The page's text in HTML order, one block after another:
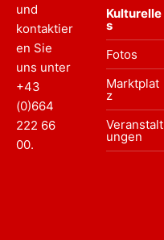
und
kontaktier
en Sie
uns unter
+43
(0)664
222 66
00.
Kulturelle
s
Fotos
Marktplat
z
Veranstalt
ungen